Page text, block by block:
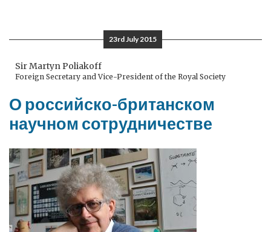
23rd July 2015
Sir Martyn Poliakoff
Foreign Secretary and Vice-President of the Royal Society
О российско-британском
научном сотрудничестве